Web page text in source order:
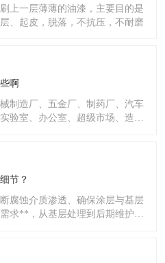
上一层薄薄的油漆，主要目的是
、起皮，脱落，不抗压，不耐磨
啊
制造厂、五金厂、制药厂、汽车
验室、办公室、超级市场、造纸
节？
腐蚀介质渗透、确保涂层与基层
求**，从基层处理到后期维护，